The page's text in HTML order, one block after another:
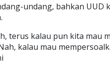
undang, bahkan UUD
terus kalau pun kita mau
kalau mau